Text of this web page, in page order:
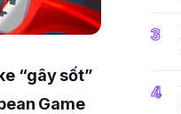
“gây sốt”
Game
3
4